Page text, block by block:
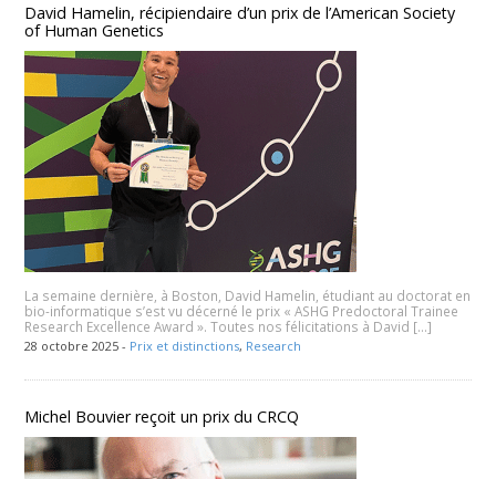
David Hamelin, récipiendaire d’un prix de l’American Society
of Human Genetics
La semaine dernière, à Boston, David Hamelin, étudiant au doctorat en
bio-informatique s’est vu décerné le prix « ASHG Predoctoral Trainee
Research Excellence Award ». Toutes nos félicitations à David […]
28 octobre 2025 - Prix et distinctions, Research
Michel Bouvier reçoit un prix du CRCQ